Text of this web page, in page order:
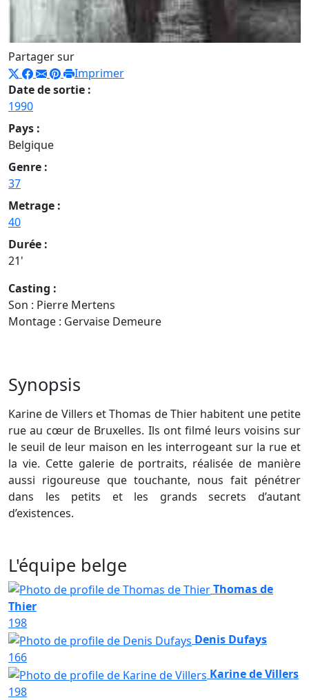
Partager sur
Imprimer
Date de sortie :
1990
Pays :
Belgique
Genre :
37
Metrage :
40
Durée :
21'
Casting :
Son : Pierre Mertens
Montage : Gervaise Demeure
Synopsis
Karine de Villers et Thomas de Thier habitent une petite
rue au cœur de Bruxelles. Ils ont filmé leurs voisins sur
le seuil de leur maison en les interrogeant sur la rue et
la vie. Cette galerie de portraits, réalisée de manière
aussi rigoureuse que touchante, nous fait pénétrer
dans les petits et les grands secrets d’autant
d’existences.
L'équipe belge
Thomas de
Thier
198
Denis Dufays
166
Karine de Villers
198